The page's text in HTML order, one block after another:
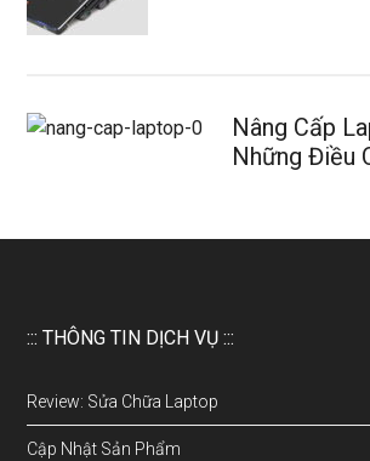
Nâng Cấp
Những Điều
::: THÔNG TIN DỊCH VỤ :::
Review: Sửa Chữa Laptop
Cập Nhật Sản Phẩm